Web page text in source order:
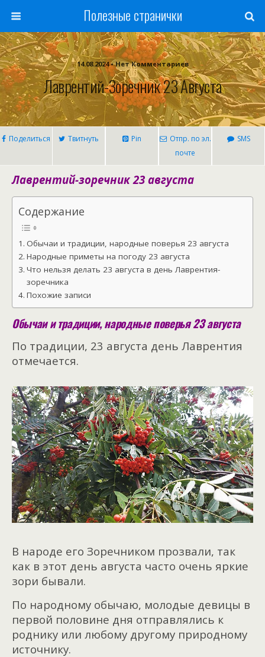
Полезные странички
14.08.2024 • Нет Комментариев
Лаврентий-Зоречник 23 Августа
Поделиться Твитнуть Pin
Отпр. по эл.
почте
SMS
Лаврентий-зоречник 23 августа
Содержание
Обычаи и традиции, народные поверья 23 августа
Народные приметы на погоду 23 августа
Что нельзя делать 23 августа в день Лаврентия-
зоречника
Похожие записи
Обычаи и традиции, народные поверья 23 августа
По традиции, 23 августа день Лаврентия
отмечается.
В народе его Зоречником прозвали, так
как в этот день августа часто очень яркие
зори бывали.
По народному обычаю, молодые девицы в
первой половине дня отправлялись к
роднику или любому другому природному
источнику.